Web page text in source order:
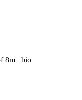
8m+ bio